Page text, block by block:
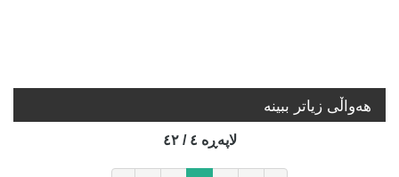
هه‌واڵی زیاتر ببینە
لاپه‌ڕه‌ ٤ / ٤٢